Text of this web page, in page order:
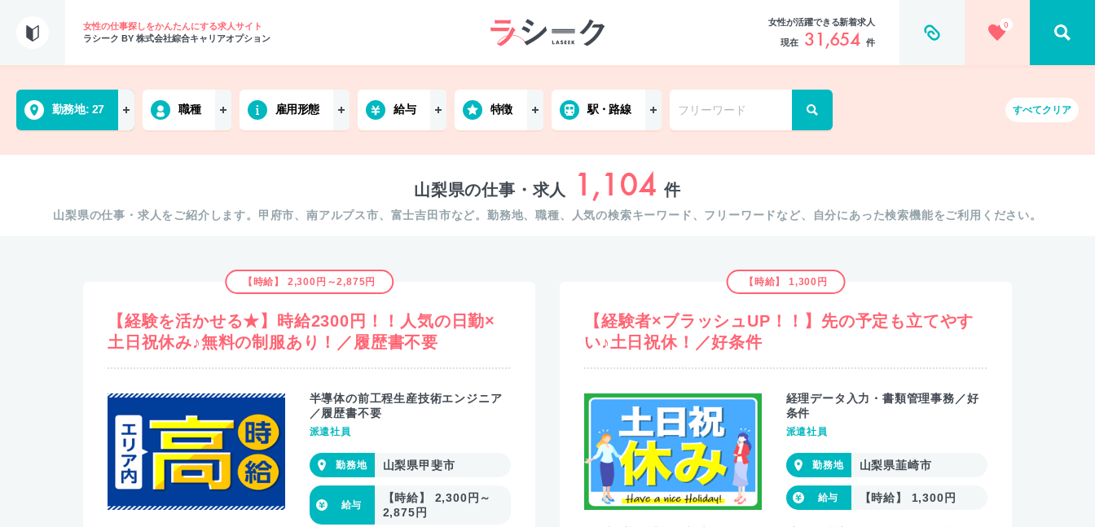
女性の仕事探しをかんたんにする求人サイト
ラシーク BY 株式会社綜合キャリアオプション
女性が活躍できる新着求人
現在 31,654 件
0
勤務地 27 職種 雇用形態 給与 特徴 駅・路線 すべてクリア
山梨県の仕事・求人 1,104 件
山梨県の仕事・求人をご紹介します。甲府市、南アルプス市、富士吉田市など。勤務地、職種、人気の検索キーワード、フリーワードなど、自分にあった検索機能をご利用ください。
【時給】 2,300円～2,875円
【経験を活かせる★】時給2300円！！人気の日勤×
土日祝休み♪無料の制服あり！／履歴書不要
半導体の前工程生産技術エンジニア
／履歴書不要
派遣社員
山梨県甲斐市
【時給】 2,300円～
2,875円
【時給】 1,300円
【経験者×ブラッシュUP！！】先の予定も立てやす
い♪土日祝休！／好条件
経理データ入力・書類管理事務／好
条件
派遣社員
山梨県韮崎市
【時給】 1,300円